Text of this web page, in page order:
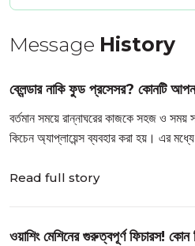
Message History
ব্লেন্ডার নাকি ফুড প্রসেসর? কোনটি
উপযোগী? কেনার আগে জেনে নিন
বর্তমান সময়ে রান্নাঘরের কাজকে সহজ ও সময়
কিচেন অ্যাপ্লায়েন্স ব্যবহার করা হয়। এর মধ্যে
Read full story
ওয়াশিং মেশিনের গুরুত্বপূর্ণ ফিচারস! কোন